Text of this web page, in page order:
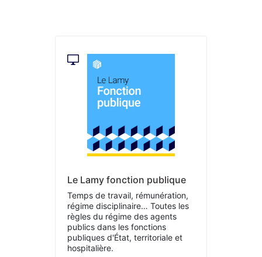
Le Lamy fonction publique
Temps de travail, rémunération,
régime disciplinaire… Toutes les
règles du régime des agents
publics dans les fonctions
publiques d'État, territoriale et
hospitalière.